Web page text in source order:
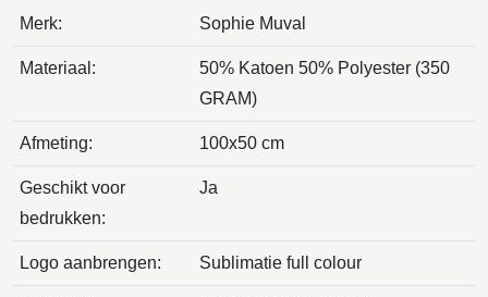
Merk: Sophie Muval
Materiaal:
50% Katoen 50% Polyester (350
GRAM)
Afmeting: 100x50 cm
Geschikt voor
bedrukken:
Ja
Logo aanbrengen: Sublimatie full colour